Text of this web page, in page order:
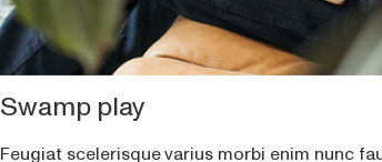
Swamp play
Feugiat scelerisque varius morbi enim nunc